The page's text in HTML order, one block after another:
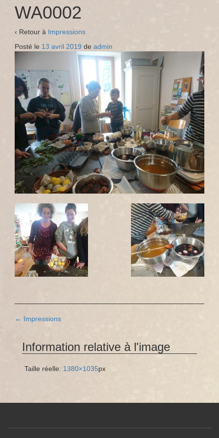
WA0002
‹ Retour à Impressions
Posté le 13 avril 2019 de admin
Navigation
des
articles
← Impressions
Information relative à l'image
Taille réelle: 1380×1035px